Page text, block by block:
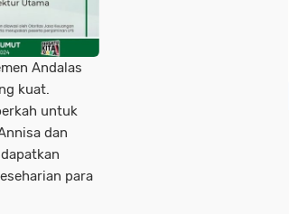
Andalas
kuat.
untuk
dan
para